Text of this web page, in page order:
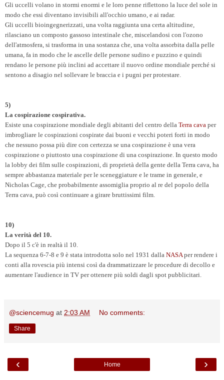
Gli uccelli volano in stormi enormi e le loro penne riflettono la luce del sole in
modo che essi diventano invisibili all'occhio umano, e ai radar.
Gli uccelli bioingegnerizzati, una volta raggiunta una certa altitudine,
rilasciano un composto gassoso intestinale che, miscelandosi con l'ozono
dell'atmosfera, si trasforma in una sostanza che, una volta assorbita dalla pelle
umana, fa in modo che le ascelle delle persone sudino e puzzino e quindi
rendano le persone più inclini ad accettare il nuovo ordine mondiale perché si
sentono a disagio nel sollevare le braccia e i pugni per protestare.
5)
La cospirazione cospirativa.
Esiste una cospirazione mondiale degli abitanti del centro della Terra cava per
imbrogliare le cospirazioni cospirate dai buoni e vecchi poteri forti in modo
che nessuno possa più dire con certezza se una cospirazione è una vera
cospirazione o piuttosto una cospirazione di una cospirazione. In questo modo
la lobby dei film sulle cospirazioni, di proprietà della gente della Terra cava, ha
sempre abbastanza materiale per le sceneggiature e le trame in generale, e
Nicholas Cage, che probabilmente assomiglia proprio al re del popolo della
Terra cava, può così continuare a girare bruttissimi film.
10)
La verità del 10.
Dopo il 5 c'è in realtà il 10.
La sequenza 6-7-8 e 9 è stata introdotta solo nel 1931 dalla NASAper rendere i
conti alla rovescia più intensi così da drammatizzare le procedure di decollo e
aumentare l'audience in TV per ottenere più soldi dagli spot pubblicitari.
@sciencemug at 2:03 AM No comments:
Share
‹ ›
Home